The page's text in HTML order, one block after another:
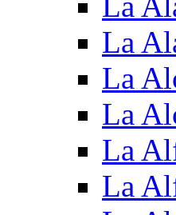
La
La
La
La
La